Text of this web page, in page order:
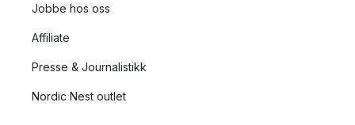
Jobbe hos oss
Affiliate
Presse & Journalistikk
Nordic Nest outlet